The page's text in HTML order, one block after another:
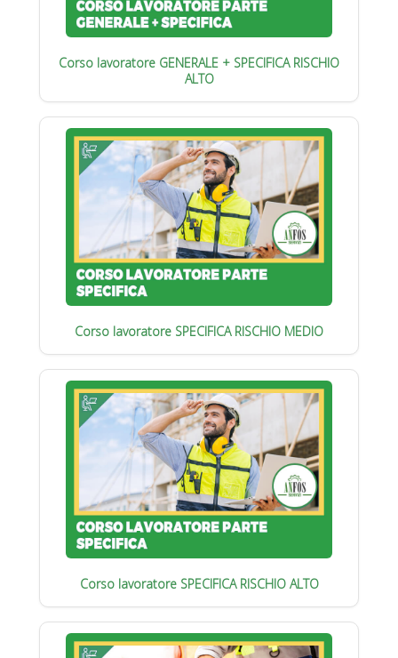
Corso lavoratore GENERALE + SPECIFICA RISCHIO
ALTO
Corso lavoratore SPECIFICA RISCHIO MEDIO
Corso lavoratore SPECIFICA RISCHIO ALTO